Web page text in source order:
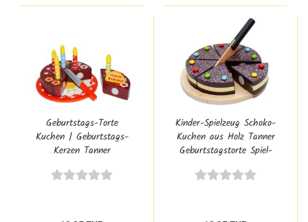
Geburtstags-Torte
Kuchen | Geburtstags-
Kerzen Tanner
0989.7
Kinder-Spielzeug Schoko-
Kuchen aus Holz Tanner
Geburtstagstorte Spiel-